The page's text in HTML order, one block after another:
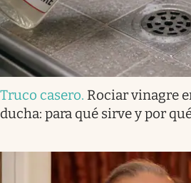
Truco casero. Rociar vinagre
ducha: para qué sirve y por